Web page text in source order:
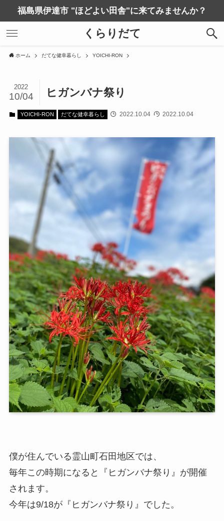
福島県伊達市 "ほどよい田舎"に来てみませんか？
くらりだて
ホーム だてな健幸暮らし YOICHI-RON
ヒガンバナ祭り
2022
10/04
YOICHI-RON だてな健幸暮らし 2022.10.04 2022.10.04
僕が住んでいる霊山町石田地区では、
毎年この時期になると『ヒガンバナ祭り』が開催
されます。
今年は9/18が『ヒガンバナ祭り』でした。